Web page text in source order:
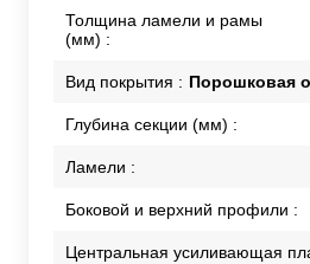
Толщина ламели и рамы
(мм) :
Вид покрытия : Порошковая
Глубина секции (мм) :
Ламели :
Боковой и верхний профили :
Центральная усиливающая